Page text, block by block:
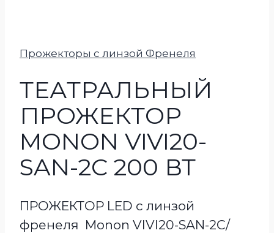
Прожекторы с линзой Френеля
ТЕАТРАЛЬНЫЙ
ПРОЖЕКТОР
MONON VIVI20-
SAN-2C 200 ВТ
ПРОЖЕКТОР LED с линзой
френеля Monon VIVI20-SAN-2C/